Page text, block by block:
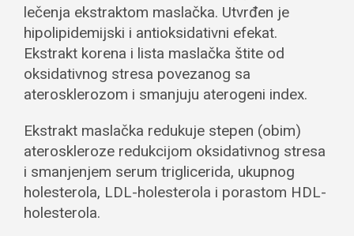
lečenja ekstraktom maslačka. Utvrđen je
hipolipidemijski i antioksidativni efekat.
Ekstrakt korena i lista maslačka štite od
oksidativnog stresa povezanog sa
aterosklerozom i smanjuju aterogeni index.
Ekstrakt maslačka redukuje stepen (obim)
ateroskleroze redukcijom oksidativnog stresa
i smanjenjem serum triglicerida, ukupnog
holesterola, LDL-holesterola i porastom HDL-
holesterola.